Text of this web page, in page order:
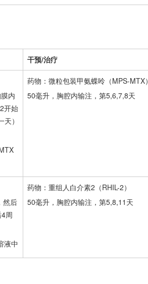
干预/治疗
内
开始
）
药物：微粒包装甲氨蝶呤（MPS-MTX）
50毫升，胸腔内输注，第5,6,7,8天
然后
周
液中
药物：重组人白介素2（RHIL-2）
50毫升，胸腔内输注，第5,8,11天